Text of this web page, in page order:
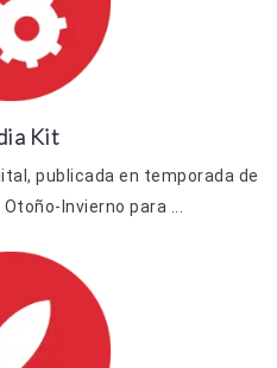
Kit
publicada en temporada de
Invierno para ...